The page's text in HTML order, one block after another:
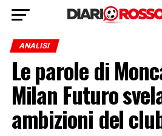
ANALISI
Le parole di
Milan Futuro
ambizioni del